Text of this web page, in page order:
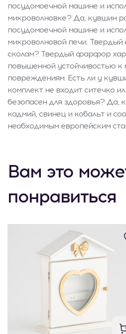
посудомоечной машине и
микроволновке? Да, кувшин
посудомоечной машине и
микроволновой печи.
сколам? Твердый фарфор
повышенной устойчивостью к
повреждениям. Есть ли у
комплект не входит ситечко
безопасен для здоровья? Да,
кадмий, свинец и кобальт и
необходимым европейским
Вам это
понравиться